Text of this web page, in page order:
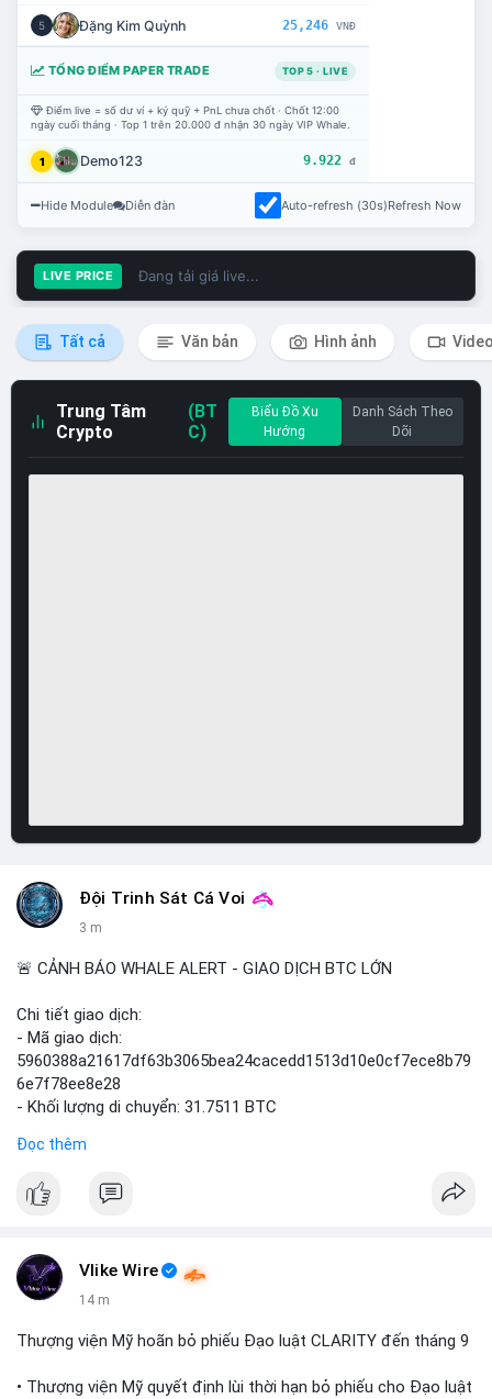
5 Đặng Kim Quỳnh 25,246 VNĐ
TỔNG ĐIỂM PAPER TRADE TOP 5 · LIVE
Điểm live = số dư ví + ký quỹ + PnL chưa chốt · Chốt 12:00
ngày cuối tháng · Top 1 trên 20.000 đ nhận 30 ngày VIP Whale.
1 Demo123 9.922 đ
Hide Module Diễn đàn Auto-refresh (30s)Refresh Now
LIVE PRICE Đang tải giá live...
Tất cả Văn bản Hình ảnh
Trung Tâm
Crypto
(BT
C)
Biểu Đồ Xu
Hướng
Danh Sách Theo
Dõi
Đội Trinh Sát Cá Voi
3 m
🚨 CẢNH BÁO WHALE ALERT - GIAO DỊCH BTC LỚN
Chi tiết giao dịch:
- Mã giao dịch:
5960388a21617df63b3065bea24cacedd1513d10e0cf7ece8b79
6e7f78ee8e28
- Khối lượng di chuyển: 31.7511 BTC
USD)
Đọc thêm
Vlike Wire
14 m
Thượng viện Mỹ hoãn bỏ phiếu Đạo luật CLARITY đến tháng 9
• Thượng viện Mỹ quyết định lùi thời hạn bỏ phiếu cho Đạo luật